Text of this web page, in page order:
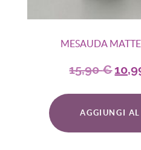
MESAUDA
15,90€
AGGIUNGI